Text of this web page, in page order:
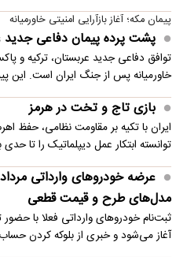
پیمان مکه؛ آغاز بازآرایی امنیتی خاورمیانه
پشت پرده پیمان دفاعی
توافق دفاعی جدید عربستان، ترکیه و
خاورمیانه پس از جنگ ایران است. این
بازی تاج و تخت در هرمز
ایران با تکیه بر مقاومت نظامی، حفظ
توانسته ابتکار عمل دیپلماتیک را تا
مدل‌های طرح و قیمت قطعی
آغاز می‌شود و خبری از بلوکه‌ کردن